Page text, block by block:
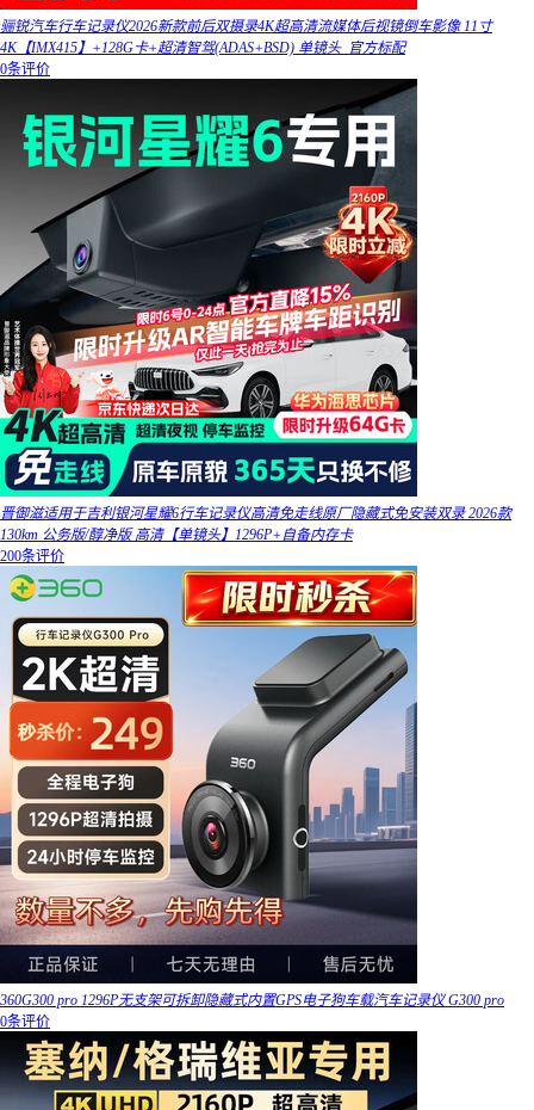
骊锐汽车行车记录仪2026新款前后双摄录4K超高清流媒体后视镜倒车影像 11寸
4K【IMX415】+128G卡+超清智驾(ADAS+BSD) 单镜头_官方标配
0条评价
晋御滋适用于吉利银河星耀6行车记录仪高清免走线原厂隐藏式免安装双录 2026款
130km 公务版/醇净版 高清【单镜头】1296P+自备内存卡
200条评价
360G300 pro 1296P无支架可拆卸隐藏式内置GPS电子狗车载汽车记录仪 G300 pro
0条评价